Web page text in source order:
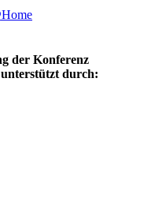
der Konferenz
durch: